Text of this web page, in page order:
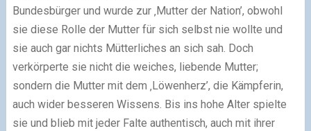
Bundesbürger und wurde zur ‚Mutter der Nation’, obwohl
sie diese Rolle der Mutter für sich selbst nie wollte und
sie auch gar nichts Mütterliches an sich sah. Doch
verkörperte sie nicht die weiches, liebende Mutter;
sondern die Mutter mit dem ‚Löwenherz’, die Kämpferin,
auch wider besseren Wissens. Bis ins hohe Alter spielte
sie und blieb mit jeder Falte authentisch, auch mit ihrer